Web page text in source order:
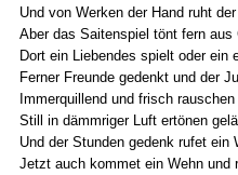
Und von Werken der Hand ruht
Aber das Saitenspiel tönt fern
Dort ein Liebendes spielt oder ein
Ferner Freunde gedenkt und der
Immerquillend und frisch
Still in dämmriger Luft ertönen
Und der Stunden gedenk rufet ein
Jetzt auch kommet ein Wehn und